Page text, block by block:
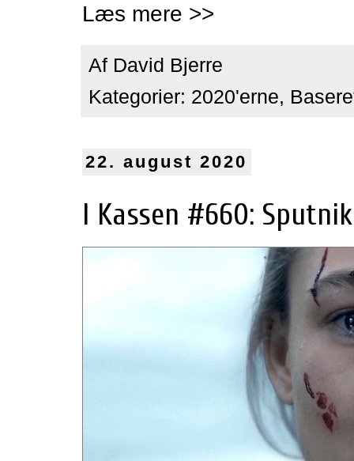
Læs mere >>
Af David Bjerre
Kategorier: 2020'erne,
22. august 2020
I Kassen #660: